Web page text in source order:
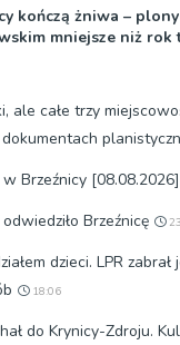
kończą żniwa –
mniejsze niż rok
ale całe trzy
Brzeźnicy [08.08.2026]
Brzeźnicę
dzieci. LPR zabrał
18:06
do Krynicy-Zdroju.